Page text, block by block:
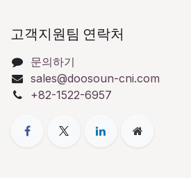
고객지원팀 연락처
문의하기
sales@doosoun-cni.com
+82-1522-6957